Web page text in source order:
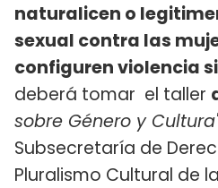
naturalicen o
sexual contra las
configuren violencia
deberá tomar el taller
sobre Género y
Subsecretaría de
Pluralismo Cultural de